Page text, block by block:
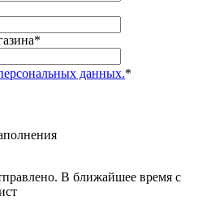
*
данных.*
В ближайшее время с